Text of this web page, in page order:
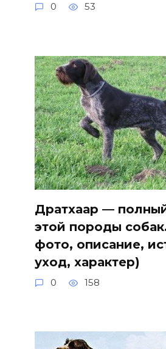
0 53
Дратхаар —
этой породы
фото, описание,
уход, характер)
0 158